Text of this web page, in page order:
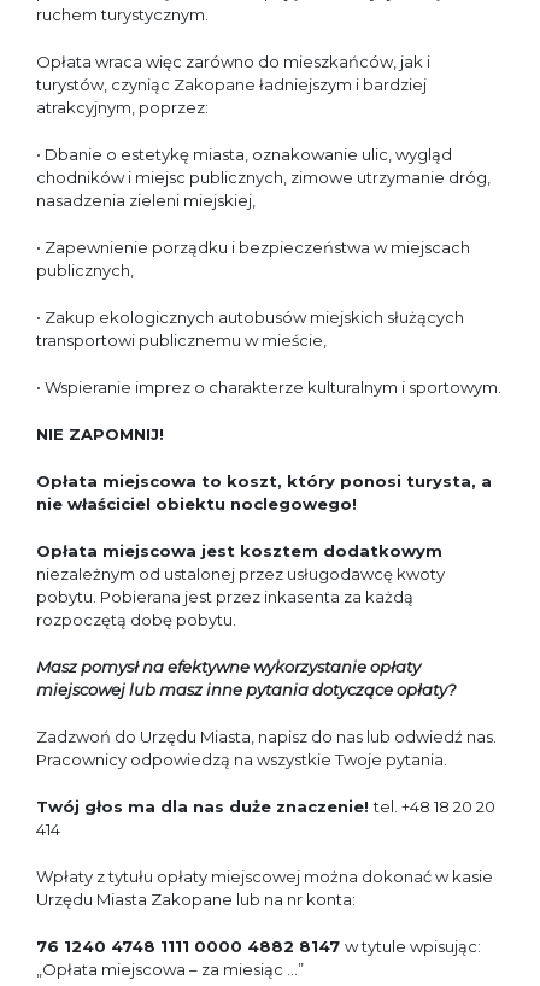
ruchem turystycznym.
Opłata wraca więc zarówno do mieszkańców, jak i
turystów, czyniąc Zakopane ładniejszym i bardziej
atrakcyjnym, poprzez:
• Dbanie o estetykę miasta, oznakowanie ulic, wygląd
chodników i miejsc publicznych, zimowe utrzymanie dróg,
nasadzenia zieleni miejskiej,
• Zapewnienie porządku i bezpieczeństwa w miejscach
publicznych,
• Zakup ekologicznych autobusów miejskich służących
transportowi publicznemu w mieście,
• Wspieranie imprez o charakterze kulturalnym i sportowym.
NIE ZAPOMNIJ!
Opłata miejscowa to koszt, który ponosi turysta, a
nie właściciel obiektu noclegowego!
Opłata miejscowa jest kosztem dodatkowym
niezależnym od ustalonej przez usługodawcę kwoty
pobytu. Pobierana jest przez inkasenta za każdą
rozpoczętą dobę pobytu.
Masz pomysł na efektywne wykorzystanie opłaty
miejscowej lub masz inne pytania dotyczące opłaty?
Zadzwoń do Urzędu Miasta, napisz do nas lub odwiedź nas.
Pracownicy odpowiedzą na wszystkie Twoje pytania.
Twój głos ma dla nas duże znaczenie!tel. +48 18 20 20
414
Wpłaty z tytułu opłaty miejscowej można dokonać w kasie
Urzędu Miasta Zakopane lub na nr konta:
76 1240 4748 1111 0000 4882 8147 w tytule wpisując:
„Opłata miejscowa – za miesiąc ...”